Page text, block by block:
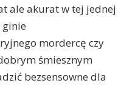
ale akurat w tej jednej
ginie
mordercę czy
śmiesznym
bezsensowne dla